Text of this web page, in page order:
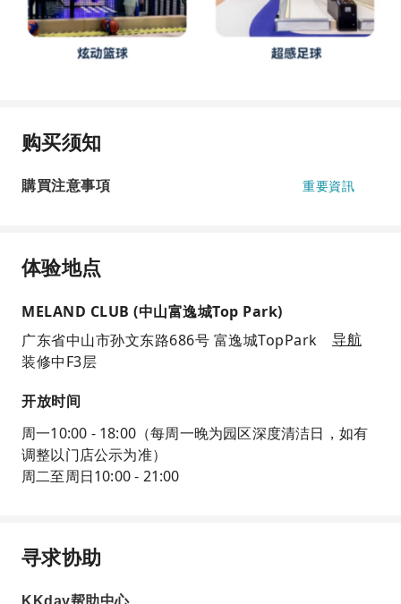
购买须知
購買注意事項 重要資訊
体验地点
MELAND CLUB (中山富逸城Top Park)
广东省中山市孙文东路686号 富逸城TopPark
装修中F3层
导航
开放时间
周一10:00 - 18:00（每周一晚为园区深度清洁日，如有
调整以门店公示为准）
周二至周日10:00 - 21:00
寻求协助
KKday帮助中心